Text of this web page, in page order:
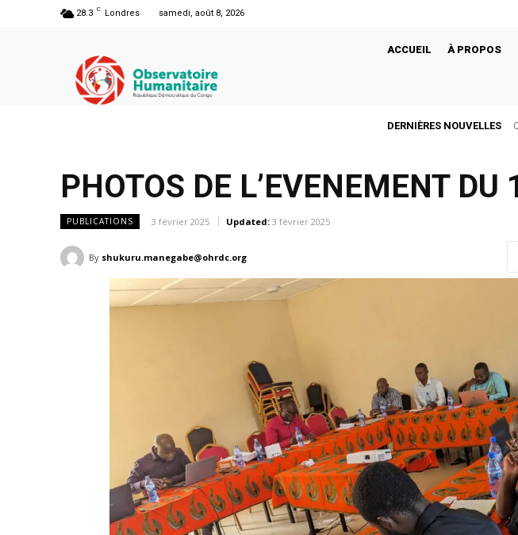
28.3 C Londres samedi, août 8, 2026
ACCUEIL À PROPOS
DERNIÈRES NOUVELLES
PHOTOS DE L’EVENEMENT
PUBLICATIONS 3 février 2025 Updated: 3 février 2025
By shukuru.manegabe@ohrdc.org